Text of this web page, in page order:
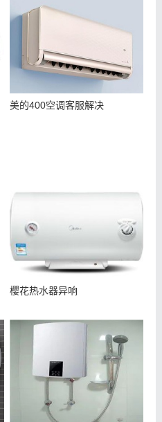
美的400空调客服解决
樱花热水器异响